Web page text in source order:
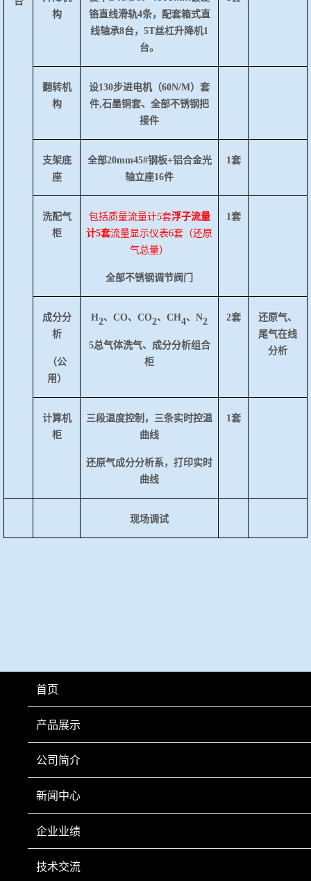
构
铬直线滑轨4条，配套箱式直
线轴承8台，5T丝杠升降机1
台。
翻转机
构
设130步进电机（60N/M）套
件,石墨铜套、全部不锈钢把
接件
支架底
座
全部20mm45#钢板+铝合金光
轴立座16件
1套
洗配气
柜
包括质量流量计5套浮子流量
计5套流量显示仪表6套（还原
气总量）
全部不锈钢调节阀门
1套
成分分
析
（公
用）
H2、 CO、CO2、 CH4、 N2
5总气体洗气、成分分析组合
柜
2套
还原气、
尾气在线
分析
计算机
柜
三段温度控制，三条实时控温
曲线
还原气成分分析系，打印实时
曲线
1套
现场调试
上一页
首页
产品展示
公司简介
新闻中心
企业业绩
技术交流